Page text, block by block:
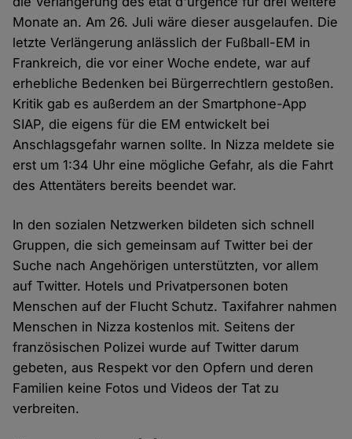
Monate an. Am 26. Juli wäre dieser ausgelaufen. Die
letzte Verlängerung anlässlich der Fußball-EM in
Frankreich, die vor einer Woche endete, war auf
erhebliche Bedenken bei Bürgerrechtlern gestoßen.
Kritik gab es außerdem an der Smartphone-App
SIAP, die eigens für die EM entwickelt bei
Anschlagsgefahr warnen sollte. In Nizza meldete sie
erst um 1:34 Uhr eine mögliche Gefahr, als die Fahrt
des Attentäters bereits beendet war.
In den sozialen Netzwerken bildeten sich schnell
Gruppen, die sich gemeinsam auf Twitter bei der
Suche nach Angehörigen unterstützten, vor allem
auf Twitter. Hotels und Privatpersonen boten
Menschen auf der Flucht Schutz. Taxifahrer nahmen
Menschen in Nizza kostenlos mit. Seitens der
französischen Polizei wurde auf Twitter darum
gebeten, aus Respekt vor den Opfern und deren
Familien keine Fotos und Videos der Tat zu
verbreiten.